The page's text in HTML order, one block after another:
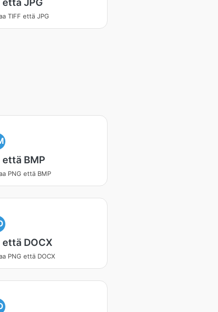
että JPG
TIFF että JPG
että BMP
PNG että BMP
että DOCX
PNG että DOCX